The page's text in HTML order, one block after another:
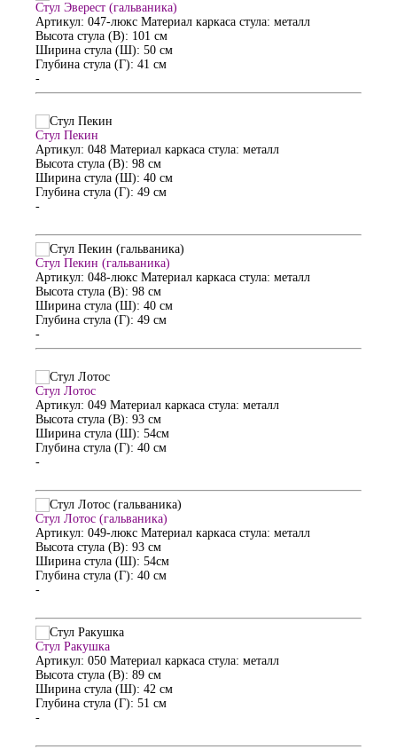
Стул Эверест (гальваника)
Артикул: 047-люкс Материал каркаса стула: металл
Высота стула (В): 101 см
Ширина стула (Ш): 50 см
Глубина стула (Г): 41 см
-
Стул Пекин
Артикул: 048 Материал каркаса стула: металл
Высота стула (В): 98 см
Ширина стула (Ш): 40 см
Глубина стула (Г): 49 см
-
Стул Пекин (гальваника)
Артикул: 048-люкс Материал каркаса стула: металл
Высота стула (В): 98 см
Ширина стула (Ш): 40 см
Глубина стула (Г): 49 см
-
Стул Лотос
Артикул: 049 Материал каркаса стула: металл
Высота стула (В): 93 см
Ширина стула (Ш): 54см
Глубина стула (Г): 40 см
-
Стул Лотос (гальваника)
Артикул: 049-люкс Материал каркаса стула: металл
Высота стула (В): 93 см
Ширина стула (Ш): 54см
Глубина стула (Г): 40 см
-
Стул Ракушка
Артикул: 050 Материал каркаса стула: металл
Высота стула (В): 89 см
Ширина стула (Ш): 42 см
Глубина стула (Г): 51 см
-